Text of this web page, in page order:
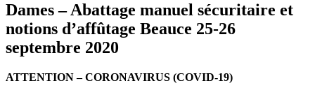
Dames – Abattage manuel sécuritaire et
notions d’affûtage Beauce 25-26
septembre 2020
ATTENTION – CORONAVIRUS (COVID-19)